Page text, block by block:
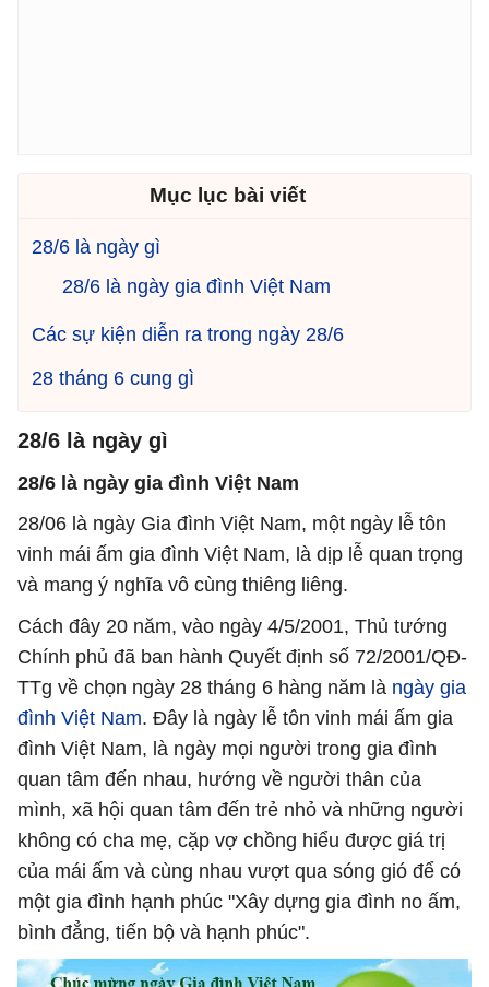
Mục lục bài viết
28/6 là ngày gì
28/6 là ngày gia đình Việt Nam
Các sự kiện diễn ra trong ngày 28/6
28 tháng 6 cung gì
28/6 là ngày gì
28/6 là ngày gia đình Việt Nam
28/06 là ngày Gia đình Việt Nam, một ngày lễ tôn
vinh mái ấm gia đình Việt Nam, là dịp lễ quan trọng
và mang ý nghĩa vô cùng thiêng liêng.
Cách đây 20 năm, vào ngày 4/5/2001, Thủ tướng
Chính phủ đã ban hành Quyết định số 72/2001/QĐ-
TTg về chọn ngày 28 tháng 6 hàng năm là ngày gia
đình Việt Nam. Đây là ngày lễ tôn vinh mái ấm gia
đình Việt Nam, là ngày mọi người trong gia đình
quan tâm đến nhau, hướng về người thân của
mình, xã hội quan tâm đến trẻ nhỏ và những người
không có cha mẹ, cặp vợ chồng hiểu được giá trị
của mái ấm và cùng nhau vượt qua sóng gió để có
một gia đình hạnh phúc "Xây dựng gia đình no ấm,
bình đẳng, tiến bộ và hạnh phúc".